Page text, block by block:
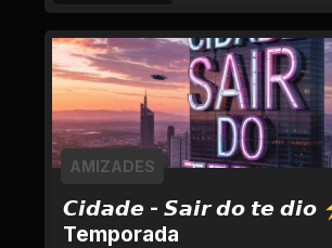
𝘾𝙞𝙙𝙖𝙙𝙚 - 𝙎𝙖𝙞𝙧 𝙙𝙤 𝙩𝙚 𝙙𝙞𝙤
Temporada
AMIZADES